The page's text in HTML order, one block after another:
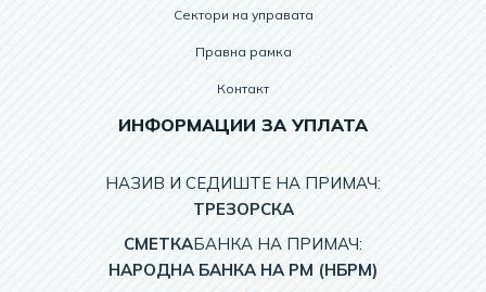
Сектори на управата
Правна рамка
Контакт
ИНФОРМАЦИИ ЗА УПЛАТА
НАЗИВ И СЕДИШТЕ НА ПРИМАЧ:
TРЕЗОРСКА
СМЕТКАБАНКА НА ПРИМАЧ:
НАРОДНА БАНКА НА РМ (НБРМ)